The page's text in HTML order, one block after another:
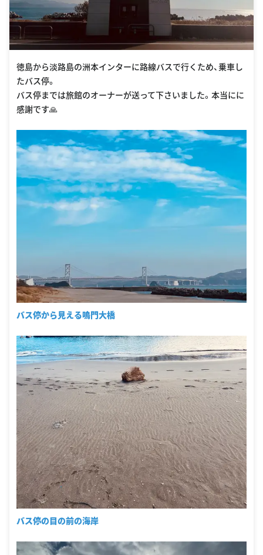
徳島から淡路島の洲本インターに路線バスで行くため、乗車し
たバス停。
バス停までは旅館のオーナーが送って下さいました。本当にに
感謝です🙏
バス停から見える鳴門大橋
バス停の目の前の海岸